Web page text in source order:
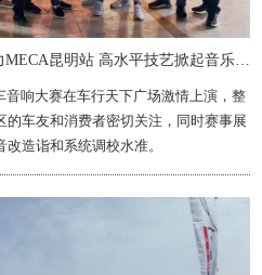
广州酷派携昆明佳创助力MECA昆明站 高水平技艺掀起音乐狂潮
音响大赛在车行天下广场激情上演，整
的车友和消费者密切关注，同时赛事展
造诣和系统调校水准。